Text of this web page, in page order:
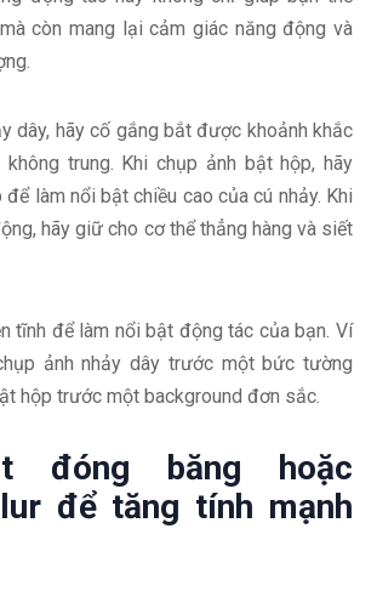
còn mang lại cảm giác năng động và
dây, hãy cố gắng bắt được khoảnh khắc
trung. Khi chụp ảnh bật hộp, hãy
làm nổi bật chiều cao của cú nhảy. Khi
hãy giữ cho cơ thể thẳng hàng và siết
tĩnh để làm nổi bật động tác của bạn. Ví
ảnh nhảy dây trước một bức tường
hộp trước một background đơn sắc.
đóng băng hoặc
để tăng tính mạnh